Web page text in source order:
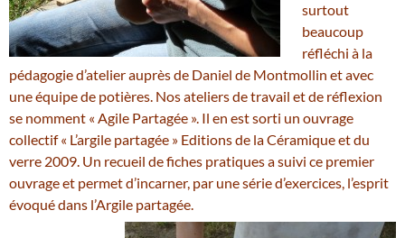
surtout
beaucoup
réfléchi à la
pédagogie d’atelier auprès de Daniel de Montmollin et avec
une équipe de potières. Nos ateliers de travail et de réflexion
se nomment « Agile Partagée ». Il en est sorti un ouvrage
collectif « L’argile partagée » Editions de la Céramique et du
verre 2009. Un recueil de fiches pratiques a suivi ce premier
ouvrage et permet d’incarner, par une série d’exercices, l’esprit
évoqué dans l’Argile partagée.